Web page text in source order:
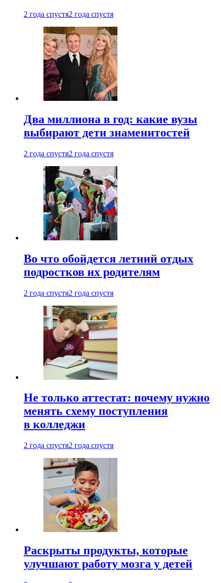
2 года спустя2 года спустя
Два миллиона в год: какие вузы
выбирают дети знаменитостей
2 года спустя2 года спустя
Во что обойдется летний отдых
подростков их родителям
2 года спустя2 года спустя
Не только аттестат: почему нужно
менять схему поступления
в колледжи
2 года спустя2 года спустя
Раскрыты продукты, которые
улучшают работу мозга у детей